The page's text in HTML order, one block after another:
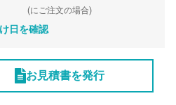
(にご注文の場合)
日を確認
お見積書を発行